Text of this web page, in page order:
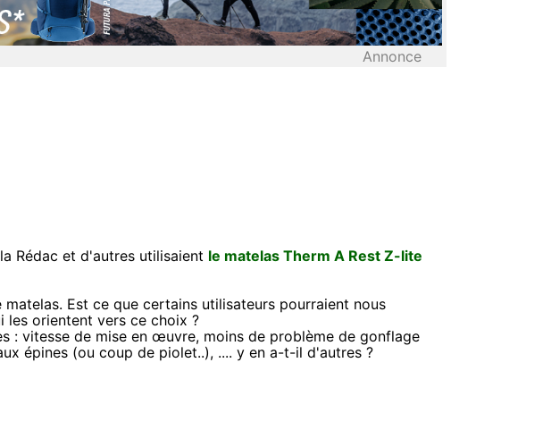
Annonce
Rédac et d'autres utilisaient le matelas Therm A Rest Z-lite
Est ce que certains utilisateurs pourraient nous
les orientent vers ce choix ?
: vitesse de mise en œuvre, moins de problème de gonflage
épines (ou coup de piolet..), .... y en a-t-il d'autres ?